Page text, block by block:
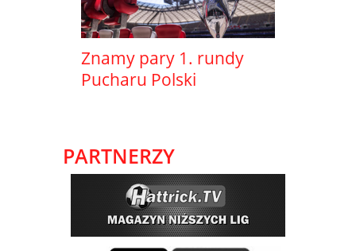
Znamy pary 1. rundy
Pucharu Polski
PARTNERZY